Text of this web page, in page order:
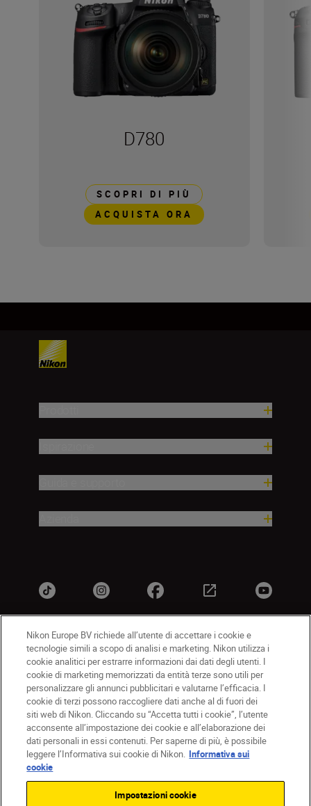
D780
SCOPRI DI PIÙ
ACQUISTA ORA
IT Nikon Sites
Contattateci
Informativa sulla privacy
Termini di utilizzo
Informativa sui cookie
Impostazioni dei cookie
© 2026 Nikon
Nikon Europe BV richiede all’utente di accettare i cookie e
tecnologie simili a scopo di analisi e marketing. Nikon utilizza i
cookie analitici per estrarre informazioni dai dati degli utenti. I
cookie di marketing memorizzati da entità terze sono utili per
personalizzare gli annunci pubblicitari e valutarne l’efficacia. I
cookie di terzi possono raccogliere dati anche al di fuori dei
siti web di Nikon. Cliccando su “Accetta tutti i cookie”, l’utente
acconsente all’impostazione dei cookie e all’elaborazione dei
dati personali in essi contenuti. Per saperne di più, è possibile
leggere l’Informativa sui cookie di Nikon. Informativa sui
cookie
Impostazioni cookie